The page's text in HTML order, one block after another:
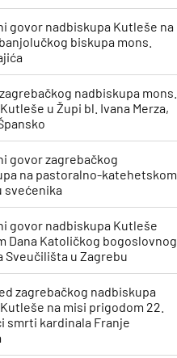
govor nadbiskupa Kutleše na
biskupa mons.
nadbiskupa mons.
u Župi bl. Ivana Merza,
govor zagrebačkog
na pastoralno-katehetskom
svećenika
govor nadbiskupa Kutleše
Dana Katoličkog bogoslovnog
Sveučilišta u Zagrebu
zagrebačkog nadbiskupa
na misi prigodom 22.
smrti kardinala Franje